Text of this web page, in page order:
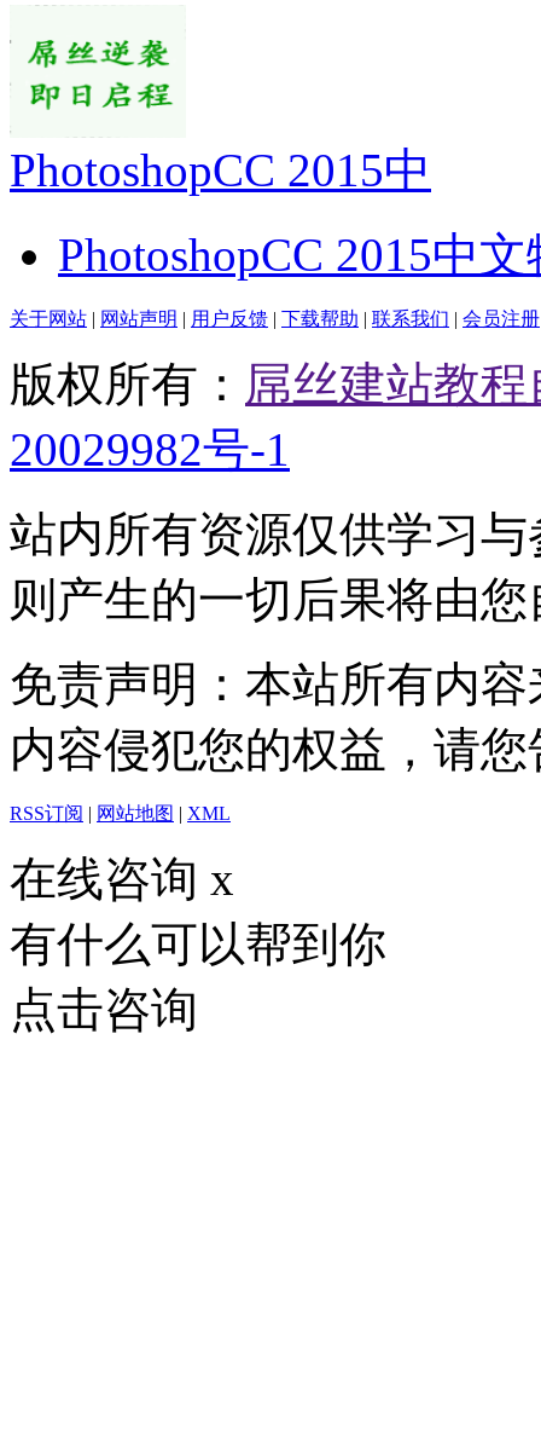
PhotoshopCC 2015中
PhotoshopCC 2015中
关于网站 | 网站声明 | 用户反馈 | 下载帮助 | 联系我们 | 会员注册
版权所有： 屌丝建站教
20029982号-1
站内所有资源仅供学习
则产生的一切后果将由
免责声明：本站所有内
内容侵犯您的权益，请
RSS订阅 | 网站地图 | XML
在线咨询 x
有什么可以帮到你
点击咨询